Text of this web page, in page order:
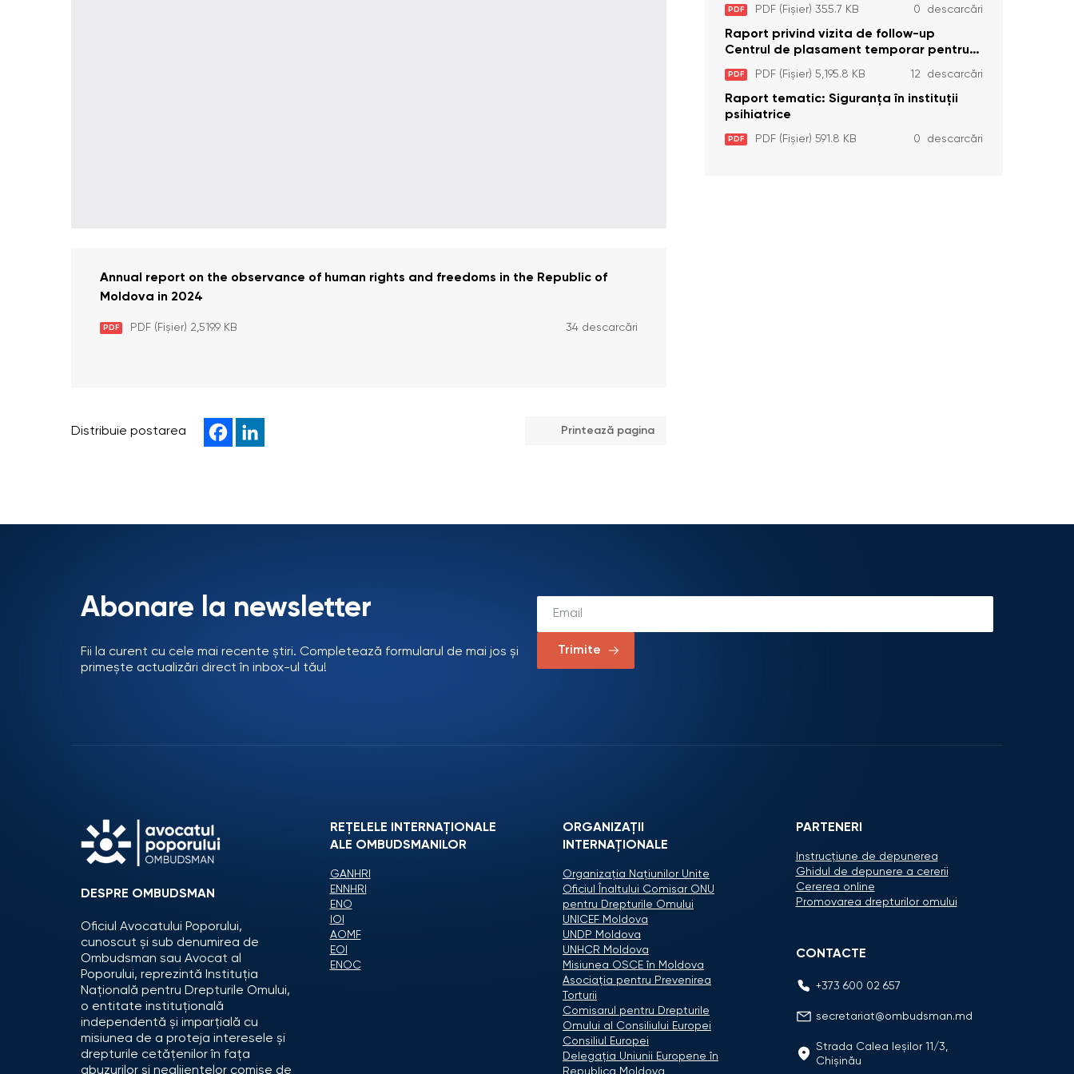
Annual report on the observance of human rights and freedoms in the Republic of
Moldova in 2024
PDF PDF (Fișier) 2,519.9 KB 34 descarcări
Distribuie postarea Printează pagina
Dizabilități (Adulte) din s. Brînzeni, r.
Edineț, din data de 25 mai 2026
PDF PDF (Fișier) 355.7 KB 0 descarcări
Raport privind vizita de follow-up
Centrul de plasament temporar pentru
persoanele cu dizabilități (adulte)
Bădiceni, Soroca (11 iunie 2026)
PDF PDF (Fișier) 5,195.8 KB 12 descarcări
Raport tematic: Siguranța în instituții
psihiatrice
PDF PDF (Fișier) 591.8 KB 0 descarcări
Abonare la newsletter
Fii la curent cu cele mai recente știri. Completează formularul de mai jos și
primește actualizări direct în inbox-ul tău!
Trimite
DESPRE OMBUDSMAN
Oficiul Avocatului Poporului,
cunoscut și sub denumirea de
Ombudsman sau Avocat al
Poporului, reprezintă Instituția
Națională pentru Drepturile Omului,
o entitate instituțională
independentă și imparțială cu
misiunea de a proteja interesele și
drepturile cetățenilor în fața
abuzurilor și neglijențelor comise de
REȚELELE INTERNAȚIONALE
ALE OMBUDSMANILOR
GANHRI
ENNHRI
ENO
IOI
AOMF
EOI
ENOC
ORGANIZAŢII
INTERNAŢIONALE
Organizaţia Naţiunilor Unite
Oficiul Înaltului Comisar ONU
pentru Drepturile Omului
UNICEF Moldova
UNDP Moldova
UNHCR Moldova
Misiunea OSCE în Moldova
Asociaţia pentru Prevenirea
Torturii
Comisarul pentru Drepturile
Omului al Consiliului Europei
Consiliul Europei
Delegaţia Uniunii Europene în
Republica Moldova
PARTENERI
Instrucțiune de depunerea
Ghidul de depunere a cererii
Cererea online
Promovarea drepturilor omului
CONTACTE
+373 600 02 657
secretariat@ombudsman.md
Strada Calea Ieşilor 11/3,
Chişinău